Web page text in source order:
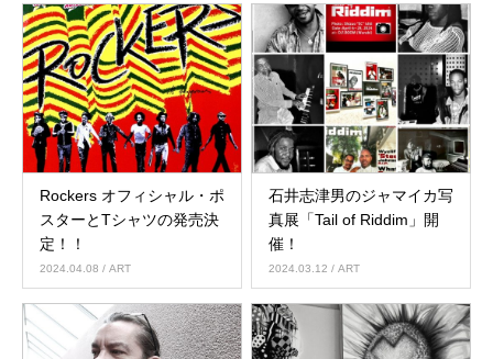
Rockers オフィシャル・ポ
スターとTシャツの発売決
定！！
2024.04.08 / ART
石井志津男のジャマイカ写
真展「Tail of Riddim」開
催！
2024.03.12 / ART